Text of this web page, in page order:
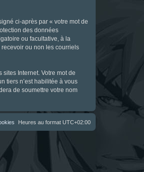
ci-après par « votre mot de
des données
ou facultative, à la
ou non les courriels
Internet. Votre mot de
tiers n’est habilitée à vous
de soumettre votre nom
Heures au format UTC+02:00